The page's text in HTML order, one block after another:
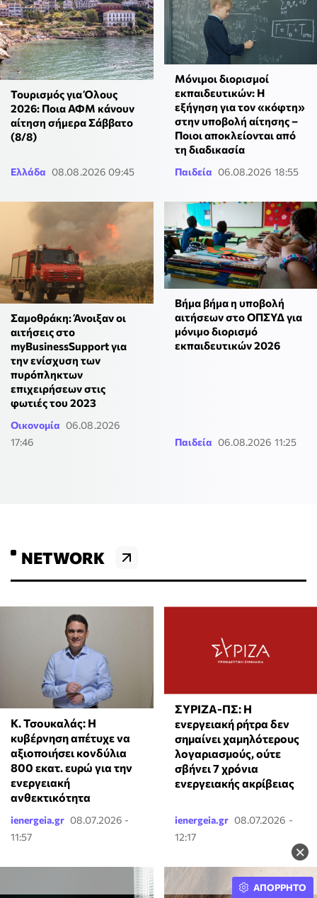
×
Τουρισμός για Όλους
2026: Ποια ΑΦΜ κάνουν
αίτηση σήμερα Σάββατο
(8/8)
Ελλάδα 08.08.2026 09:45
Μόνιμοι διορισμοί
εκπαιδευτικών: Η
εξήγηση για τον «κόφτη»
στην υποβολή αίτησης –
Ποιοι αποκλείονται από
τη διαδικασία
Παιδεία 06.08.2026 18:55
Σαμοθράκη: Άνοιξαν οι
αιτήσεις στο
myBusinessSupport για
την ενίσχυση των
πυρόπληκτων
επιχειρήσεων στις
φωτιές του 2023
Οικονομία 06.08.2026
17:46
Βήμα βήμα η υποβολή
αιτήσεων στο ΟΠΣΥΔ για
μόνιμο διορισμό
εκπαιδευτικών 2026
Παιδεία 06.08.2026 11:25
NETWORK
Κ. Τσουκαλάς: Η
κυβέρνηση απέτυχε να
αξιοποιήσει κονδύλια
800 εκατ. ευρώ για την
ενεργειακή
ανθεκτικότητα
ienergeia.gr 08.07.2026 -
11:57
ΣΥΡΙΖΑ-ΠΣ: Η
ενεργειακή ρήτρα δεν
σημαίνει χαμηλότερους
λογαριασμούς, ούτε
σβήνει 7 χρόνια
ενεργειακής ακρίβειας
ienergeia.gr 08.07.2026 -
12:17
ΑΠΟΡΡΗΤΟ